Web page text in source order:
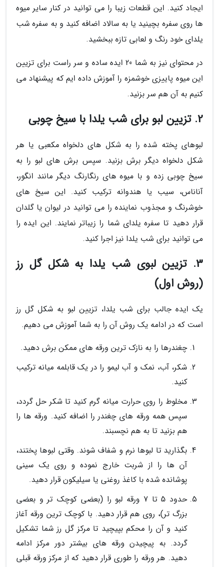
ایجاد کنید. این قطعات زیبا را می توانید در کنار سایر میوه
ها روی سفره بچینید یا به سالاد اضافه کنید و به سفره شب
یلدای خود رنگ و لعابی تازه ببخشید.
در محتوای نیز به شما 20 ایده ساده و سر راست برای تزیین
این میوه پاییزی خوشمزه را آموزش داده ایم که پیشنهاد می
کنیم به آن هم سر بزنید.
2. تزیین لبو برای شب یلدا با سیخ چوبی
لبوهای پخته شده را به شکل های دلخواه مکعبی یا هر
شکل دلخواه دیگر برش بزنید. سپس برش های لبو را به
سیخ چوبی زده و با میوه های رنگارنگ دیگر مانند انگور،
آناناس، سیب یا هندوانه ترکیب کنید. این سیخ های
خوشرنگ و مجذوب نماینده را می توانید در لیوان یا گلدان
قرار دهید تا سفره یلدای شما را زیباتر نمایند. این ایده را
می توانید برای شب یلدا نیز اجرا کنید.
3. تزیین لبوی شب یلدا به شکل گل رز
(روش اول)
یک ایده جالب برای شب یلدا، تزیین لبو به شکل گل رز
است که در ادامه یک روش آن را به شما آموزش می دهیم.
چغندرها را به نازک ترین ورقه های ممکن برش دهید.
شکر، آب، نمک و آب لیمو را در یک قابلمه میانه ترکیب
کنید.
مخلوط را روی حرارت میانه گرم کنید تا شکر حل گردد،
سپس همه ورقه های چغندر را اضافه کنید. ورقه ها را
هم بزنید تا به هم نچسبند.
بگذارید تا لبوها نرم و شفاف شوند. وقتی لبوها پختند،
آن ها را از شربت خارج نموده و روی یک سینی
پوشانده شده با کاغذ روغنی یا سیلیکون قرار دهید.
حدود 5 تا 7 ورقه لبو را (بعضی کوچک تر و بعضی
بزرگ تر)، روی هم قرار دهید. با کوچک ترین ورقه آغاز
کنید و آن را محکم بپیچید تا مرکز گل رز شما تشکیل
گردد. به پیچیدن ورقه های بیشتر دور مرکز ادامه
دهید. هر ورقه را طوری قرار دهید که از مرکز ورقه قبلی